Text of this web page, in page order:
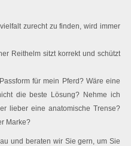
zurecht zu finden, wird immer
Reithelm sitzt korrekt und schützt
für mein Pferd? Wäre eine
die beste Lösung? Nehme ich
lieber eine anatomische Trense?
Marke?
und beraten wir Sie gern, um Sie